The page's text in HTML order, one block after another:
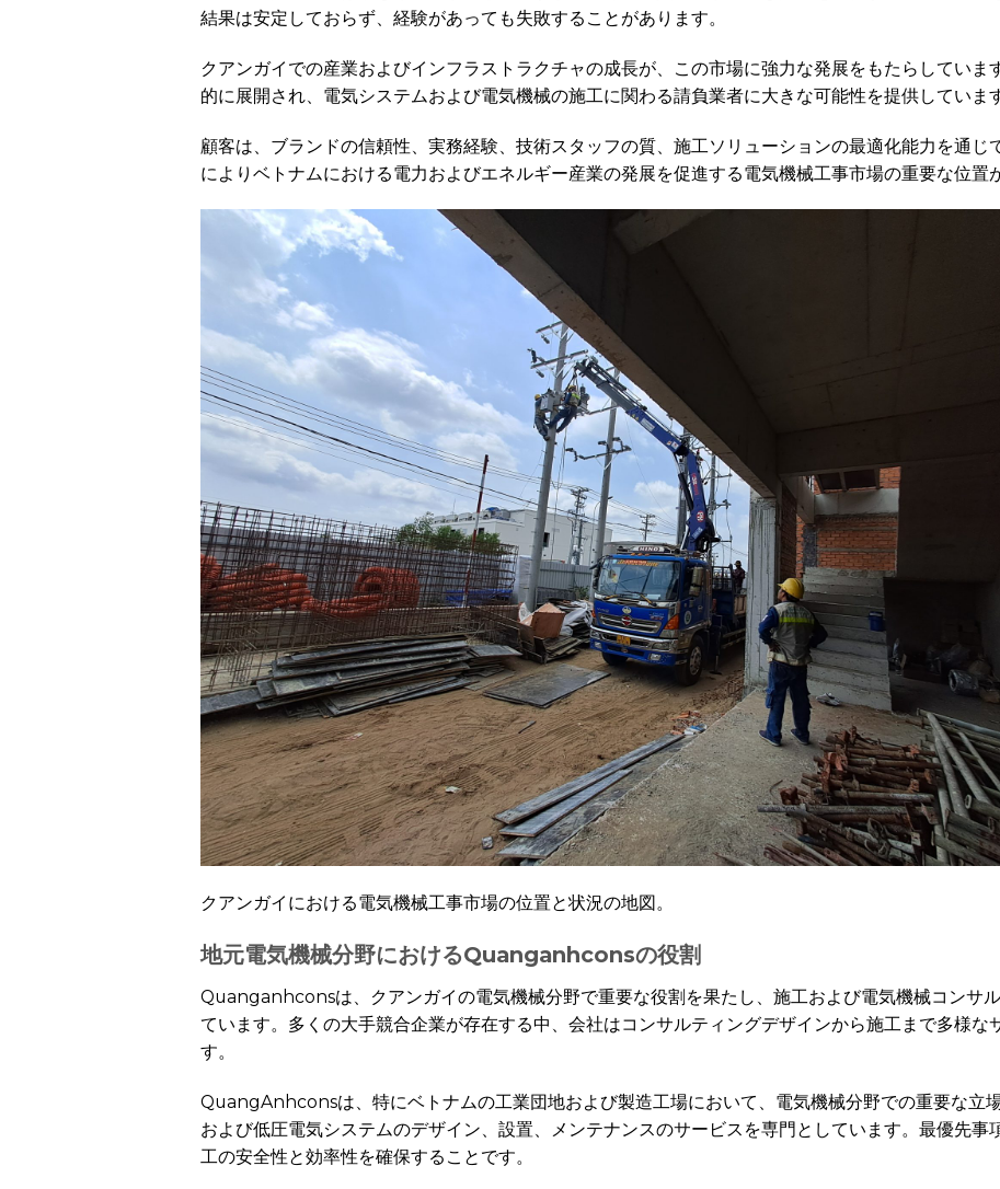
結果は安定しておらず、経験があっても失敗することがあります。
クアンガイでの産業およびインフラストラクチャの成長が、この市場に強力な発展をもたらしていま
的に展開され、電気システムおよび電気機械の施工に関わる請負業者に大きな可能性を提供しています
顧客は、ブランドの信頼性、実務経験、技術スタッフの質、施工ソリューションの最適化能力を通じ
によりベトナムにおける電力およびエネルギー産業の発展を促進する電気機械工事市場の重要な位置
クアンガイにおける電気機械工事市場の位置と状況の地図。
地元電気機械分野におけるQuanganhconsの役割
Quanganhconsは、クアンガイの電気機械分野で重要な役割を果たし、施工および電気機械コンサ
ています。多くの大手競合企業が存在する中、会社はコンサルティングデザインから施工まで多様な
す。
QuangAnhconsは、特にベトナムの工業団地および製造工場において、電気機械分野での重要な立
および低圧電気システムのデザイン、設置、メンテナンスのサービスを専門としています。最優先事
工の安全性と効率性を確保することです。